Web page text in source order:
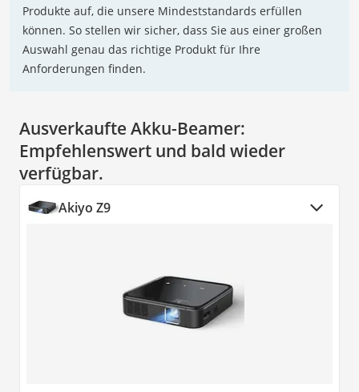
Produkte auf, die unsere Mindeststandards erfüllen
können. So stellen wir sicher, dass Sie aus einer großen
Auswahl genau das richtige Produkt für Ihre
Anforderungen finden.
Ausverkaufte Akku-Beamer:
Empfehlenswert und bald wieder
verfügbar.
Akiyo Z9